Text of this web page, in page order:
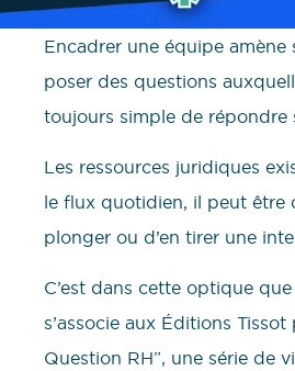
Encadrer une équipe amène
poser des questions
toujours simple de répondre
Les ressources juridiques
le flux quotidien, il peut être
plonger ou d’en tirer une
C’est dans cette optique
s’associe aux Éditions Tissot
Question RH”, une série de